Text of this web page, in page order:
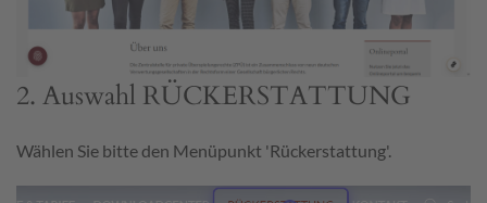
2. Auswahl RÜCKERSTATTUNG
Wählen Sie bitte den Menüpunkt 'Rückerstattung'.